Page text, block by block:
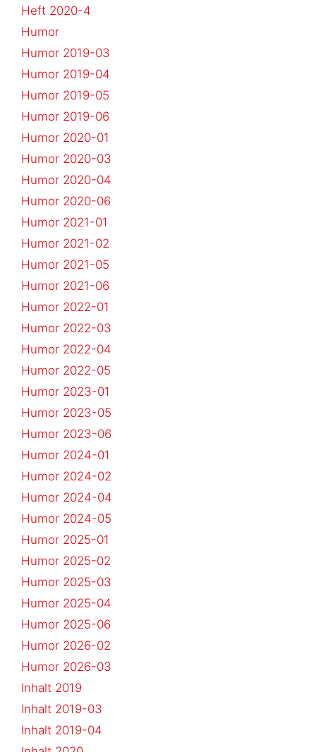
Heft 2020-4
Humor
Humor 2019-03
Humor 2019-04
Humor 2019-05
Humor 2019-06
Humor 2020-01
Humor 2020-03
Humor 2020-04
Humor 2020-06
Humor 2021-01
Humor 2021-02
Humor 2021-05
Humor 2021-06
Humor 2022-01
Humor 2022-03
Humor 2022-04
Humor 2022-05
Humor 2023-01
Humor 2023-05
Humor 2023-06
Humor 2024-01
Humor 2024-02
Humor 2024-04
Humor 2024-05
Humor 2025-01
Humor 2025-02
Humor 2025-03
Humor 2025-04
Humor 2025-06
Humor 2026-02
Humor 2026-03
Inhalt 2019
Inhalt 2019-03
Inhalt 2019-04